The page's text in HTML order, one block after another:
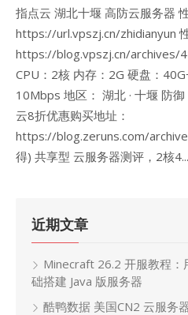
指点云 湖北十堰 高防云服务器
https://url.vpszj.cn/zhidianyun
https://blog.vpszj.cn/archives/
CPU：2核 内存：2G 硬盘：
10Mbps 地区： 湖北 · 十堰 防
云8折优惠购买地址：
https://blog.zeruns.com/
得) 共享型 云服务器测评，2核4...
近期文章
Minecraft 26.2 开服教程：
础搭建 Java 版服务器
酷鸭数据 美国CN2 云服务